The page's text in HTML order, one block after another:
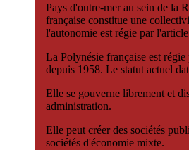
Pays d'outre-mer au sein de la
française constitue une
l'autonomie est régie par
La Polynésie française est
depuis 1958. Le statut actuel
Elle se gouverne librement et
administration.
Elle peut créer des sociétés
sociétés d'économie mixte.